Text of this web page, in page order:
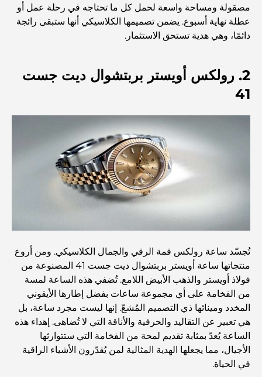
أفضل 7 نوادي رياضية في دبي هيلز: اللياقة البدنية في أبهى
صورها
المستشفيات الحكومية في دبي: رعاية صحية شاملة للجميع
أغلى سيارة لامبورغيني على الإطلاق: قائمة هواة الجمع
أفضل المدارس القريبة من داماك هيلز 2: دليل للعائلات
أفضل المطاعم الهندية في دبي: رحلة طهي
اكتشف ممشى نخلة جميرا: جولة بين الفخامة والإطلالات الخلابة
مصقولة ومساحة واسعة لحمل كل ما تحتاجه في رحلة عمل أو
عطلة نهاية أسبوع. يضمن تصميمها الكلاسيكي أنها ستبقى رائجة
دائمًا، وهي هدية تستحق الاستثمار.
2. رولكس أويستر بربتشوال ديت جست
41
تُجسّد ساعة رولكس قمة الرقي والجمال الكلاسيكي. ومن أروع
منتجاتها ساعة أويستر بربتشوال ديت جست 41 المصنوعة من
فولاذ أويستر والذهب الأبيض اللامع. تُضفي هذه الساعة لمسة
من الفخامة على أي مجموعة ساعات بفضل إطارها الأيقوني
المخدد ومينائها ذي التصميم المُشعّ. إنها ليست مجرد ساعة، بل
هي تعبير عن التقاليد والحرفية والأناقة التي لا تُضاهى. إهداء هذه
الساعة يُعدّ بمثابة تقديم لمحة من الفخامة التي ستتوارثها
الأجيال، مما يجعلها الهدية المثالية لمن يُقدّرون الأشياء الراقية
في الحياة.